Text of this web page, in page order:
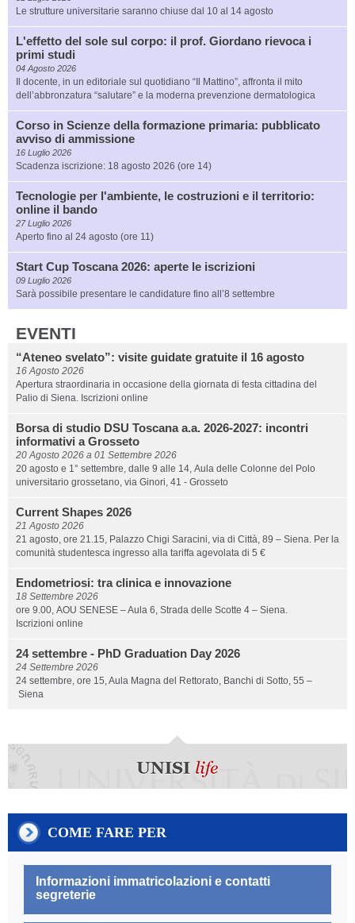
Le strutture universitarie saranno chiuse dal 10 al 14 agosto
L'effetto del sole sul corpo: il prof. Giordano rievoca i
primi studi
04 Agosto 2026
Il docente, in un editoriale sul quotidiano “Il Mattino”, affronta il mito
dell’abbronzatura “salutare” e la moderna prevenzione dermatologica
Corso in Scienze della formazione primaria: pubblicato
avviso di ammissione
16 Luglio 2026
Scadenza iscrizione: 18 agosto 2026 (ore 14)
Tecnologie per l'ambiente, le costruzioni e il territorio:
online il bando
27 Luglio 2026
Aperto fino al 24 agosto (ore 11)
Start Cup Toscana 2026: aperte le iscrizioni
09 Luglio 2026
Sarà possibile presentare le candidature fino all’8 settembre
EVENTI
“Ateneo svelato”: visite guidate gratuite il 16 agosto
16 Agosto 2026
Apertura straordinaria in occasione della giornata di festa cittadina del
Palio di Siena. Iscrizioni online
Borsa di studio DSU Toscana a.a. 2026-2027: incontri
informativi a Grosseto
20 Agosto 2026 a 01 Settembre 2026
20 agosto e 1° settembre, dalle 9 alle 14, Aula delle Colonne del Polo
universitario grossetano, via Ginori, 41 - Grosseto
Current Shapes 2026
21 Agosto 2026
21 agosto, ore 21.15, Palazzo Chigi Saracini, via di Città, 89 – Siena. Per la
comunità studentesca ingresso alla tariffa agevolata di 5 €
Endometriosi: tra clinica e innovazione
18 Settembre 2026
ore 9.00, AOU SENESE – Aula 6, Strada delle Scotte 4 – Siena.
Iscrizioni online
24 settembre - PhD Graduation Day 2026
24 Settembre 2026
24 settembre, ore 15, Aula Magna del Rettorato, Banchi di Sotto, 55 –
Siena
COME FARE PER
Informazioni immatricolazioni e contatti
segreterie